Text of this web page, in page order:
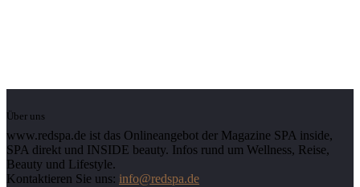
Über uns
www.redspa.de ist das Onlineangebot der Magazine SPA inside,
SPA direkt und INSIDE beauty. Infos rund um Wellness, Reise,
Beauty und Lifestyle.
Kontaktieren Sie uns: info@redspa.de